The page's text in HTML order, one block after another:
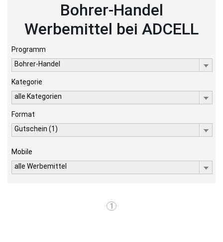
Bohrer-Handel
Werbemittel bei ADCELL
Programm
Bohrer-Handel
Kategorie
alle Kategorien
Format
Gutschein (1)
Mobile
alle Werbemittel
1